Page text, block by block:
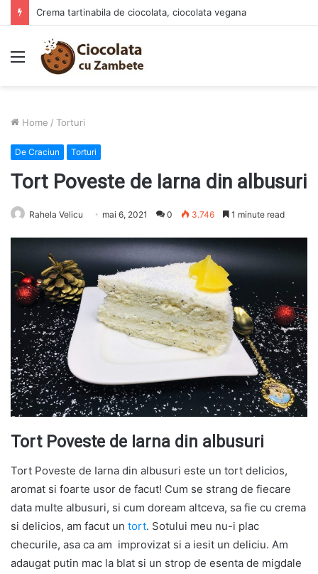
Crema tartinabila de ciocolata, ciocolata vegana
Menu
Home / Torturi
De Craciun Torturi
Tort Poveste de Iarna din albusuri
Rahela Velicu mai 6, 2021 0 3.746 1 minute read
Tort Poveste de Iarna din albusuri
Tort Poveste de Iarna din albusuri este un tort delicios,
aromat si foarte usor de facut! Cum se strang de fiecare
data multe albusuri, si cum doream altceva, sa fie cu crema
si delicios, am facut un tort. Sotului meu nu-i plac
checurile, asa ca am improvizat si a iesit un deliciu. Am
adaugat putin mac la blat si un strop de esenta de migdale